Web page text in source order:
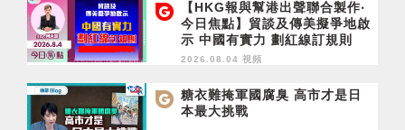
【HKG報與幫港出聲聯合製作‧
今日焦點】貿談及傳美擬爭地啟
示 中國有實力 劃紅線訂規則
2026.08.04 視頻
糖衣難掩軍國腐臭 高市才是日
本最大挑戰